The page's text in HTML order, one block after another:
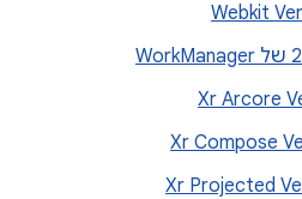
Webkit
Xr Arcore
Xr Compose
Xr Projected